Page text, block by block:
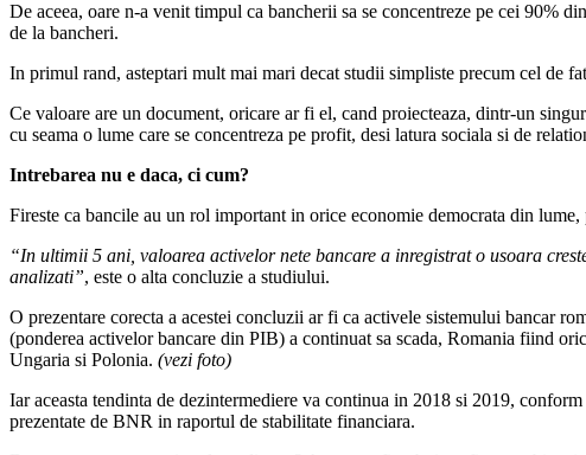
De aceea, oare n-a venit timpul ca bancherii sa se concentreze pe cei 90%
de la bancheri.
In primul rand, asteptari mult mai mari decat studii simpliste precum cel de
Ce valoare are un document, oricare ar fi el, cand proiecteaza, dintr-un
cu seama o lume care se concentreza pe profit, desi latura sociala si de
Intrebarea nu e daca, ci cum?
Fireste ca bancile au un rol important in orice economie democrata din
“In ultimii 5 ani, valoarea activelor nete bancare a inregistrat o usoara
analizati”, este o alta concluzie a studiului.
O prezentare corecta a acestei concluzii ar fi ca activele sistemului bancar
(ponderea activelor bancare din PIB) a continuat sa scada, Romania fiind
Ungaria si Polonia. (vezi foto)
Iar aceasta tendinta de dezintermediere va continua in 2018 si 2019,
prezentate de BNR in raportul de stabilitate financiara.